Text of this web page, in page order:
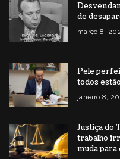
de
março 8,
Pele
todos
janeiro 8,
Justiça do
trabalho
muda